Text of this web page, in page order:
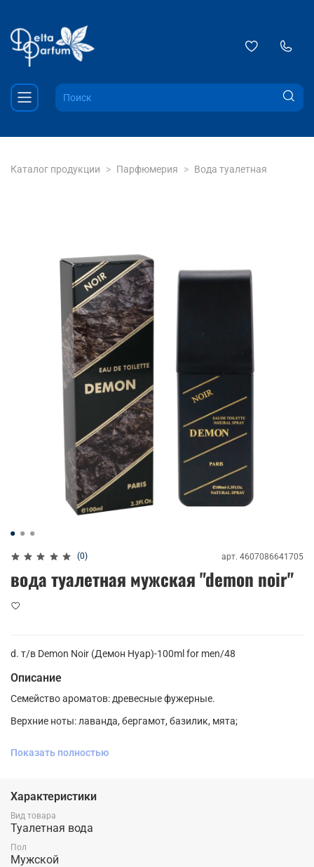
Каталог продукции Парфюмерия Вода туалетная
(0) арт. 4607086641705
вода туалетная мужская "demon noir"
d. т/в Demon Noir (Демон Нуар)-100ml for men/48
Описание
Семейство ароматов: древесные фужерные.
Верхние ноты: лаванда, бергамот, базилик, мята;
Показать полностью
Характеристики
Вид товара
Туалетная вода
Пол
Мужской